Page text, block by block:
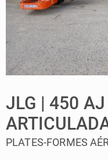
JLG | 450
PLATES-FORMES